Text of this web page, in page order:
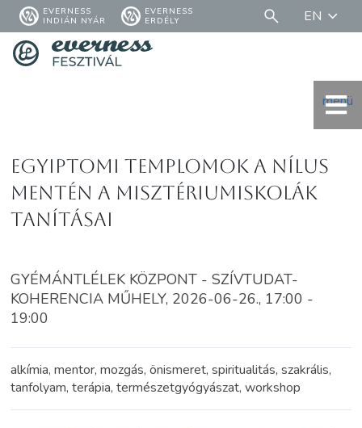
EVERNESS
INDIÁN NYÁR
EVERNESS
ERDÉLY
EN
menü
Egyiptomi templomok a Nílus
mentén A misztériumiskolák
tanításai
GYÉMÁNTLÉLEK KÖZPONT - SZÍVTUDAT-
KOHERENCIA MŰHELY, 2026-06-26., 17:00 -
19:00
alkímia, mentor, mozgás, önismeret, spiritualitás, szakrális,
tanfolyam, terápia, természetgyógyászat, workshop